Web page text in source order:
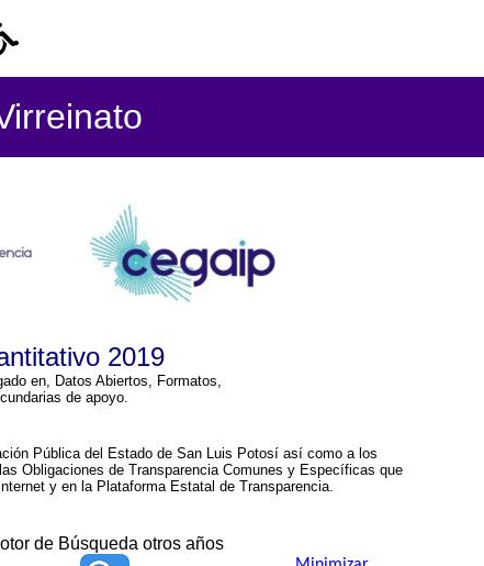
2019
en, Datos Abiertos, Formatos,
de apoyo.
Pública del Estado de San Luis Potosí así como a los
Obligaciones de Transparencia Comunes y Específicas que
y en la Plataforma Estatal de Transparencia.
de Búsqueda otros años